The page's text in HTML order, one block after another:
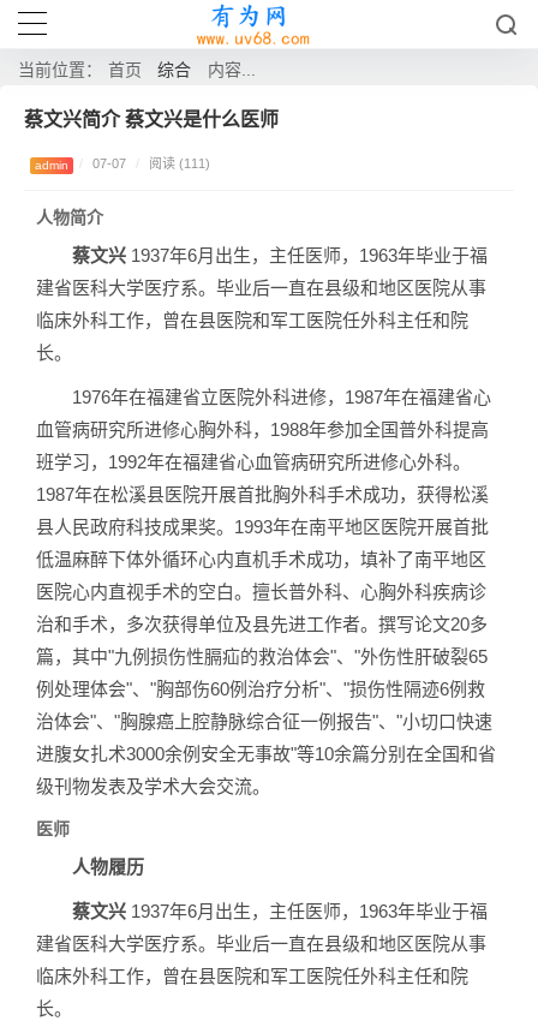
当前位置： 首页 综合 内容...
蔡文兴简介 蔡文兴是什么医师
admin / 07-07 / 阅读 (111)
人物简介
蔡文兴 1937年6月出生，主任医师，1963年毕业于福
建省医科大学医疗系。毕业后一直在县级和地区医院从事
临床外科工作，曾在县医院和军工医院任外科主任和院
长。
1976年在福建省立医院外科进修，1987年在福建省心
血管病研究所进修心胸外科，1988年参加全国普外科提高
班学习，1992年在福建省心血管病研究所进修心外科。
1987年在松溪县医院开展首批胸外科手术成功，获得松溪
县人民政府科技成果奖。1993年在南平地区医院开展首批
低温麻醉下体外循环心内直机手术成功，填补了南平地区
医院心内直视手术的空白。擅长普外科、心胸外科疾病诊
治和手术，多次获得单位及县先进工作者。撰写论文20多
篇，其中"九例损伤性膈疝的救治体会"、"外伤性肝破裂65
例处理体会"、"胸部伤60例治疗分析"、"损伤性隔迹6例救
治体会"、"胸腺癌上腔静脉综合征一例报告"、"小切口快速
进腹女扎术3000余例安全无事故"等10余篇分别在全国和省
级刊物发表及学术大会交流。
医师
人物履历
蔡文兴 1937年6月出生，主任医师，1963年毕业于福
建省医科大学医疗系。毕业后一直在县级和地区医院从事
临床外科工作，曾在县医院和军工医院任外科主任和院
长。